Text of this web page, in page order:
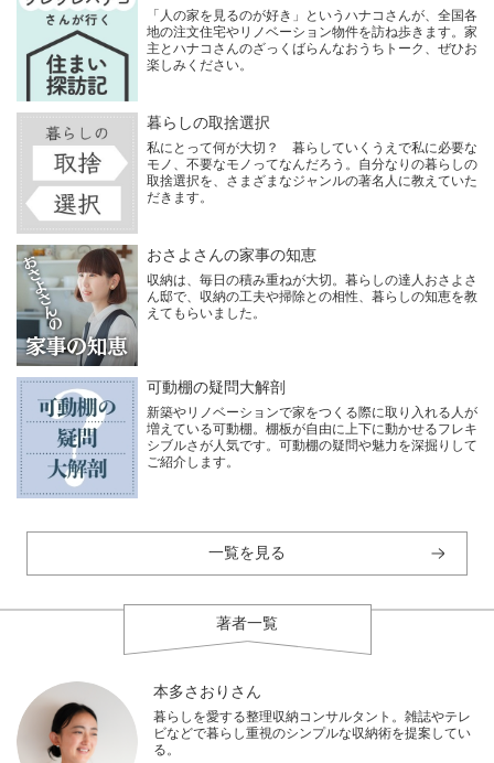
「人の家を見るのが好き」というハナコさんが、全国各
地の注文住宅やリノベーション物件を訪ね歩きます。家
主とハナコさんのざっくばらんなおうちトーク、ぜひお
楽しみください。
暮らしの取捨選択
私にとって何が大切？ 暮らしていくうえで私に必要な
モノ、不要なモノってなんだろう。自分なりの暮らしの
取捨選択を、さまざまなジャンルの著名人に教えていた
だきます。
おさよさんの家事の知恵
収納は、毎日の積み重ねが大切。暮らしの達人おさよさ
ん邸で、収納の工夫や掃除との相性、暮らしの知恵を教
えてもらいました。
可動棚の疑問大解剖
新築やリノベーションで家をつくる際に取り入れる人が
増えている可動棚。棚板が自由に上下に動かせるフレキ
シブルさが人気です。可動棚の疑問や魅力を深掘りして
ご紹介します。
一覧を見る
著者一覧
本多さおりさん
暮らしを愛する整理収納コンサルタント。雑誌やテレ
ビなどで暮らし重視のシンプルな収納術を提案してい
る。